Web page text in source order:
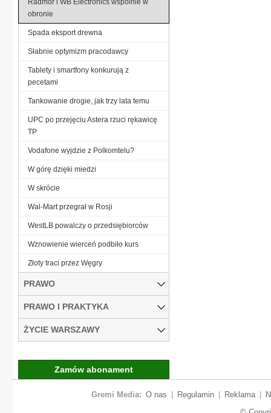
obronie
Spada eksport drewna
Słabnie optymizm pracodawcy
Tablety i smartfony konkurują z
pecetami
Tankowanie drogie, jak trzy lata temu
UPC po przejęciu Astera rzuci rękawicę
TP
Vodafone wyjdzie z Polkomtelu?
W górę dzięki miedzi
W skrócie
Wal-Mart przegrał w Rosji
WestLB powalczy o przedsiębiorców
Wznowienie wierceń podbiło kurs
Złoty traci przez Węgry
PRAWO
PRAWO I PRAKTYKA
ŻYCIE WARSZAWY
Zamów abonament
Gremi Media: O nas Regulamin Reklama